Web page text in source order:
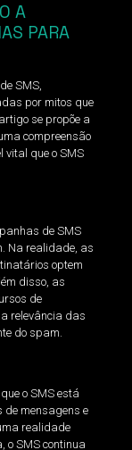
A
PARA
SMS,
por mitos que
se propõe a
compreensão
que o SMS
de SMS
Na realidade, as
optem
disso, as
de
relevância das
do spam.
o SMS está
de mensagens e
realidade
o SMS continua